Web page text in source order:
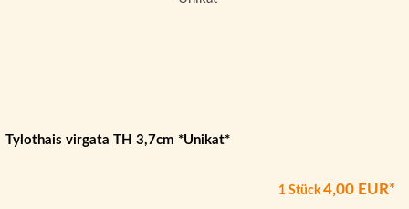
Tylothais virgata TH 3,7cm *Unikat*
1 Stück 4,00 EUR*